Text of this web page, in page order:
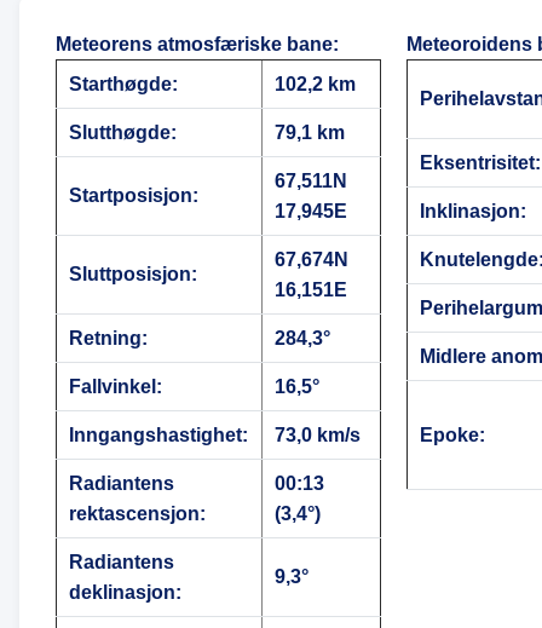
Meteorens atmosfæriske bane:
Starthøgde:
102,2 km
Slutthøgde: 79,1 km
Startposisjon:
67,511N
17,945E
Sluttposisjon:
67,674N
16,151E
Retning: 284,3°
Fallvinkel: 16,5°
Inngangshastighet: 73,0 km/s
Radiantens
rektascensjon:
00:13
(3,4°)
Radiantens
deklinasjon:
9,3°
Meteoroidens
Eksentrisitet:
Inklinasjon:
Midlere
Epoke: